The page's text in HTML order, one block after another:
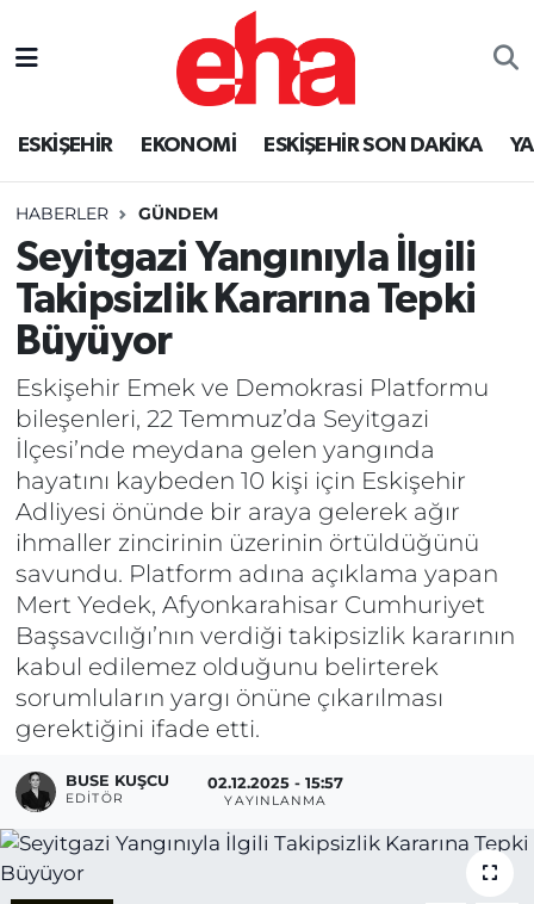
ESKİŞEHİR EKONOMİ ESKİŞEHİR SON DAKİKA
HABERLER GÜNDEM
Seyitgazi Yangınıyla İlgili
Takipsizlik Kararına Tepki
Büyüyor
Eskişehir Emek ve Demokrasi Platformu
bileşenleri, 22 Temmuz’da Seyitgazi
İlçesi’nde meydana gelen yangında
hayatını kaybeden 10 kişi için Eskişehir
Adliyesi önünde bir araya gelerek ağır
ihmaller zincirinin üzerinin örtüldüğünü
savundu. Platform adına açıklama yapan
Mert Yedek, Afyonkarahisar Cumhuriyet
Başsavcılığı’nın verdiği takipsizlik kararının
kabul edilemez olduğunu belirterek
sorumluların yargı önüne çıkarılması
gerektiğini ifade etti.
BUSE KUŞCU
EDITÖR
02.12.2025 - 15:57
YAYINLANMA